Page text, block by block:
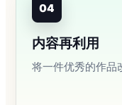
04
内容再利用
将一件优秀的作品